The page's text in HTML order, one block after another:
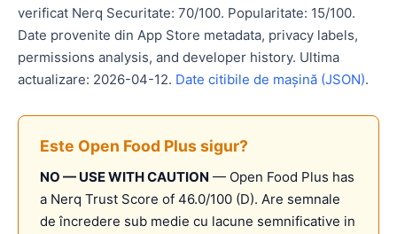
verificat Nerq Securitate: 70/100. Popularitate: 15/100.
Date provenite din App Store metadata, privacy labels,
permissions analysis, and developer history. Ultima
actualizare: 2026-04-12. Date citibile de mașină (JSON).
Este Open Food Plus sigur?
NO — USE WITH CAUTION — Open Food Plus has
a Nerq Trust Score of 46.0/100 (D). Are semnale
de încredere sub medie cu lacune semnificative in